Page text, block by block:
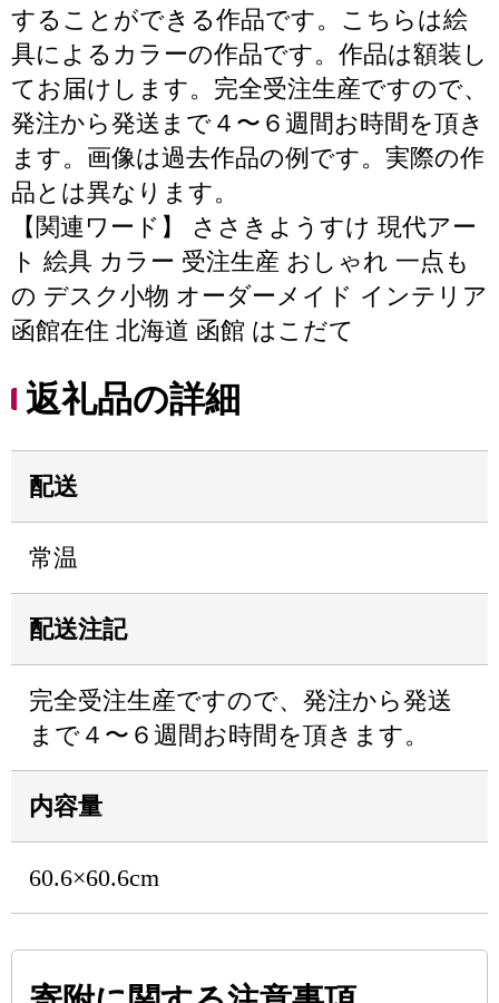
することができる作品です。こちらは絵
具によるカラーの作品です。作品は額装し
てお届けします。完全受注生産ですので、
発注から発送まで４〜６週間お時間を頂き
ます。画像は過去作品の例です。実際の作
品とは異なります。
【関連ワード】 ささきようすけ 現代アー
ト 絵具 カラー 受注生産 おしゃれ 一点も
の デスク小物 オーダーメイド インテリア
函館在住 北海道 函館 はこだて
返礼品の詳細
配送
常温
配送注記
完全受注生産ですので、発注から発送
まで４〜６週間お時間を頂きます。
内容量
60.6×60.6cm